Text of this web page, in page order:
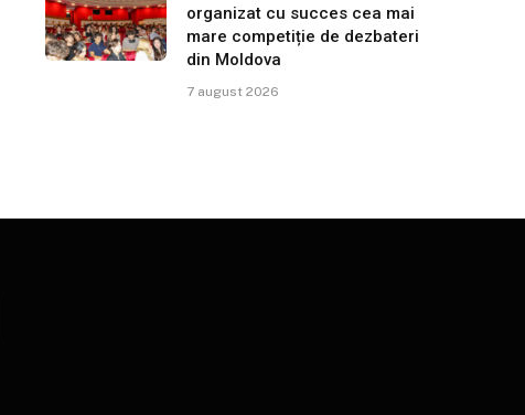
organizat cu succes cea mai
mare competiție de dezbateri
din Moldova
7 august 2026